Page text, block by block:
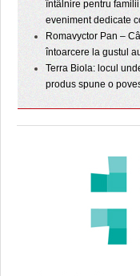
întâlnire pentru
eveniment dedicate
Romavyctor Pan –
întoarcere la gustul
Terra Biola: locul
produs spune o